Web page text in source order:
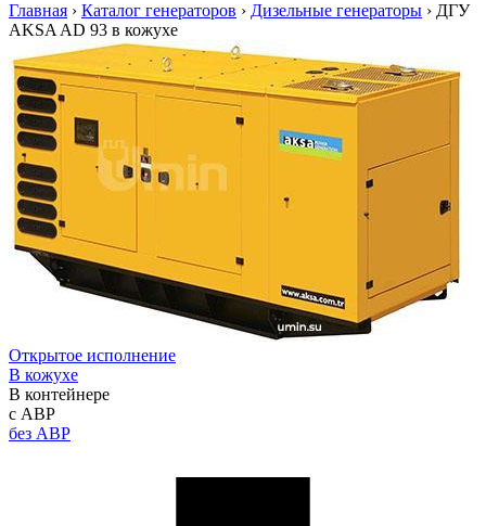
Главная › Каталог генераторов › Дизельные генераторы › ДГУ
AKSA AD 93 в кожухе
Открытое исполнение
В кожухе
В контейнере
с АВР
без АВР